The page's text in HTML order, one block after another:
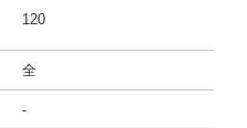
120
全
-